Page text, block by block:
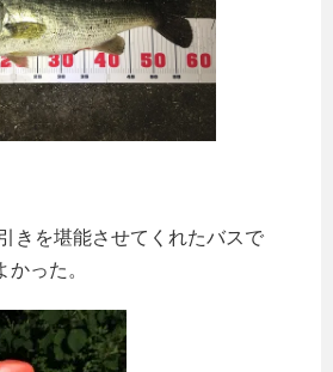
きを堪能させてくれたバスで
かった。